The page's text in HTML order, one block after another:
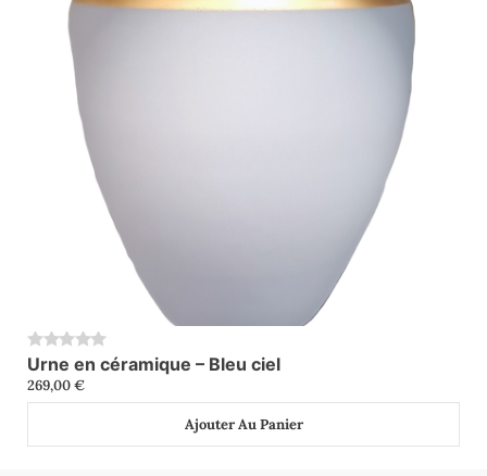
0Urne en céramique – Bleu ciel
269,00€
Ajouter Au Panier